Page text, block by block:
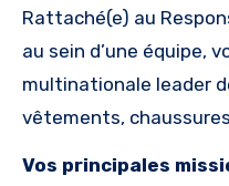
Rattaché(e) au
au sein d’une équipe,
multinationale leader
vêtements,
Vos principales